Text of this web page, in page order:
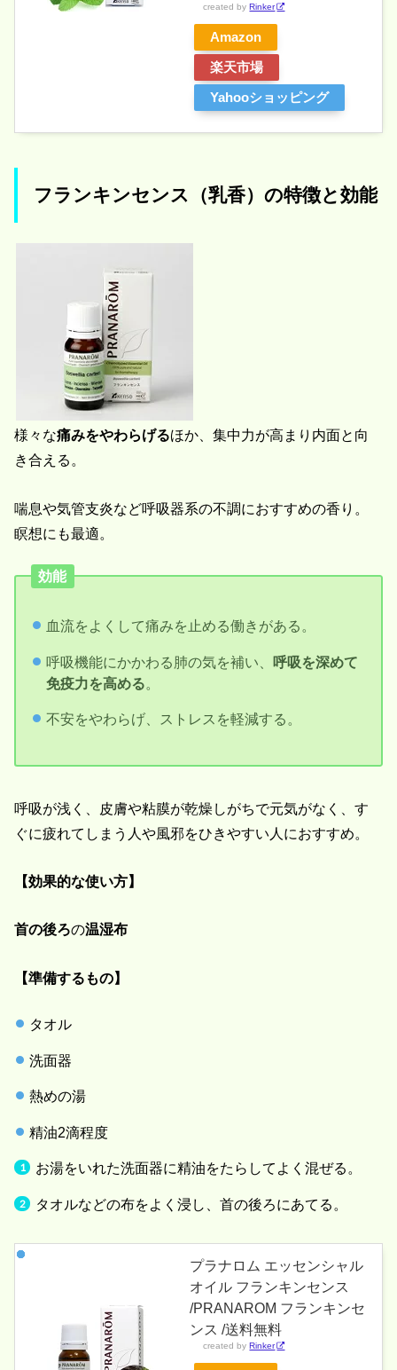
created byRinker
Amazon
楽天市場
Yahooショッピング
フランキンセンス（乳香）の特徴と効能
様々な痛みをやわらげるほか、集中力が高まり内面と向
き合える。
喘息や気管支炎など呼吸器系の不調におすすめの香り。
瞑想にも最適。
効能
血流をよくして痛みを止める働きがある。
呼吸機能にかかわる肺の気を補い、 呼吸を深めて
免疫力を高める。
不安をやわらげ、ストレスを軽減する。
呼吸が浅く、皮膚や粘膜が乾燥しがちで元気がなく、す
ぐに疲れてしまう人や風邪をひきやすい人におすすめ。
【効果的な使い方】
首の後ろの温湿布
【準備するもの】
タオル
洗面器
熱めの湯
精油2滴程度
お湯をいれた洗面器に精油をたらしてよく混ぜる。
タオルなどの布をよく浸し、首の後ろにあてる。
プラナロム エッセンシャル
オイル フランキンセンス
/PRANAROM フランキンセ
ンス /送料無料
created by Rinker